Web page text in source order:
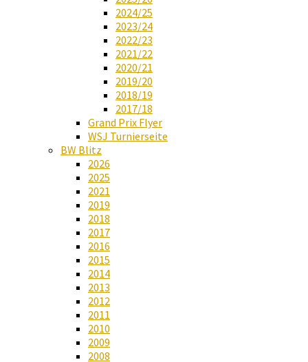
2024/25
2023/24
2022/23
2021/22
2020/21
2019/20
2018/19
2017/18
Grand Prix Flyer
WSJ Turnierseite
BW Blitz
2026
2025
2021
2019
2018
2017
2016
2015
2014
2013
2012
2011
2010
2009
2008